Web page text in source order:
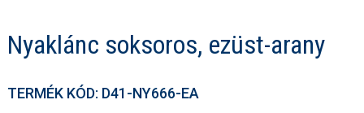
Nyaklánc soksoros, ezüst-arany
TERMÉK KÓD: D41-NY666-EA